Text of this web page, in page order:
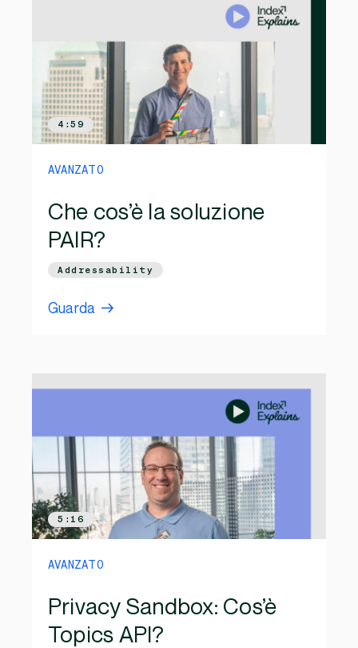
4:59
AVANZATO
Che cos’è la soluzione
PAIR?
Addressability
Guarda
5:16
AVANZATO
Privacy Sandbox: Cos’è
Topics API?